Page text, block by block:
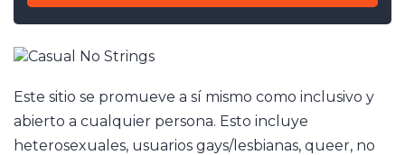
Este sitio se promueve a sí mismo como inclusivo y
abierto a cualquier persona. Esto incluye
heterosexuales, usuarios gays/lesbianas, queer, no